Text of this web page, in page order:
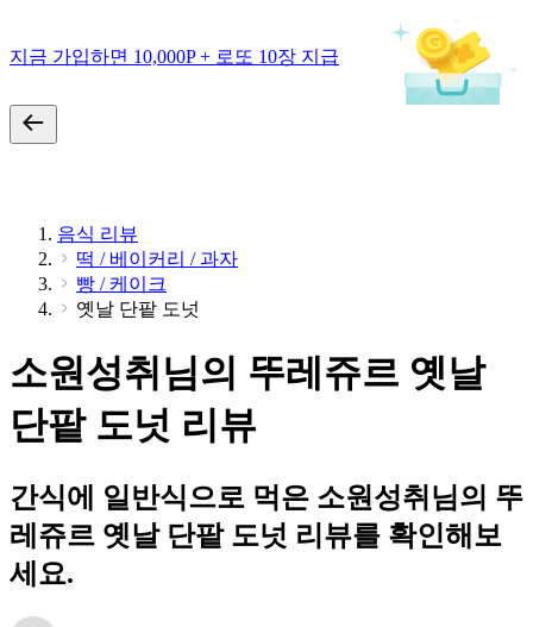
지금 가입하면 10,000P + 로또 10장 지급
음식 리뷰
떡 / 베이커리 / 과자
빵 / 케이크
옛날 단팥 도넛
소원성취님의 뚜레쥬르 옛날
단팥 도넛 리뷰
간식에 일반식으로 먹은 소원성취님의 뚜
레쥬르 옛날 단팥 도넛 리뷰를 확인해보
세요.